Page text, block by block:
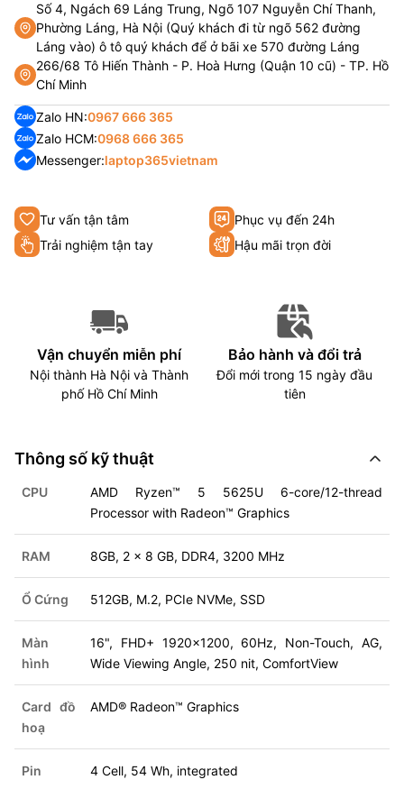
Tư vấn tận tâm
Phục vụ đến 24h
Trải nghiệm tận tay
Hậu mãi trọn đời
Vận chuyển miễn phí
Nội thành Hà Nội và Thành
phố Hồ Chí Minh
Bảo hành và đổi trả
Đổi mới trong 15 ngày đầu
tiên
Thông số kỹ thuật
CPU
AMD Ryzen™ 5 5625U 6-core/12-thread
Processor with Radeon™ Graphics
RAM 8GB, 2 x 8 GB, DDR4, 3200 MHz
Ổ Cứng 512GB, M.2, PCIe NVMe, SSD
Màn
hình
16", FHD+ 1920x1200, 60Hz, Non-Touch, AG,
Wide Viewing Angle, 250 nit, ComfortView
Card đồ
hoạ
AMD® Radeon™ Graphics
Pin 4 Cell, 54 Wh, integrated
Số 4, Ngách 69 Láng Trung, Ngõ 107 Nguyễn Chí Thanh,
Phường Láng, Hà Nội (Quý khách đi từ ngõ 562 đường
Láng vào) ô tô quý khách để ở bãi xe 570 đường Láng
266/68 Tô Hiến Thành - P. Hoà Hưng (Quận 10 cũ) - TP. Hồ
Chí Minh
Zalo HN:0967 666 365
Zalo HCM:0968 666 365
Messenger:laptop365vietnam